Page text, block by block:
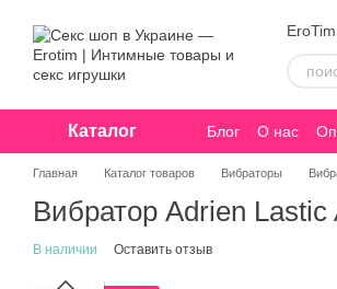
Каталог Блог О нас
Главная Каталог товаров Вибраторы
Вибратор Adrien
В наличии Оставить отзыв